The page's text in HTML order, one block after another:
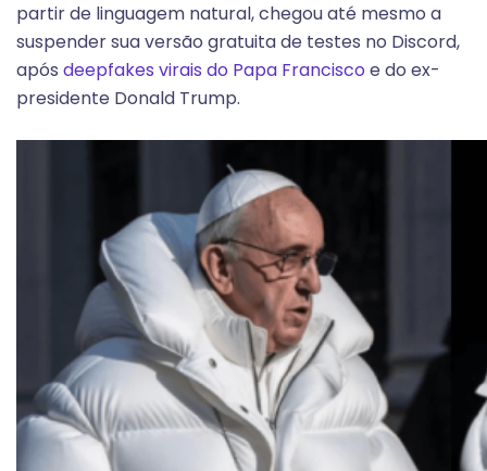
partir de linguagem natural, chegou até mesmo a
suspender sua versão gratuita de testes no Discord,
após deepfakes virais do Papa Francisco e do ex-
presidente Donald Trump.